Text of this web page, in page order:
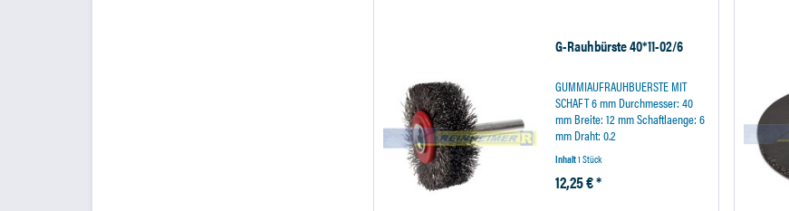
G-Rauhbürste 40*11-02/6
GUMMIAUFRAUHBUERSTE MIT
SCHAFT 6 mm Durchmesser: 40
mm Breite: 12 mm Schaftlaenge: 6
mm Draht: 0.2
Inhalt1 Stück
12,25 € *